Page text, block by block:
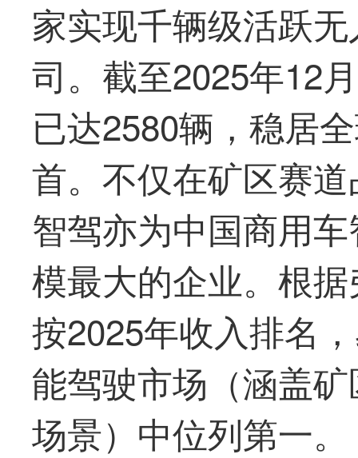
家实现千辆级活跃
司。截至2025年12
已达2580辆，稳居
首。不仅在矿区赛
智驾亦为中国商用
模最大的企业。根
按2025年收入排名
能驾驶市场（涵盖
场景）中位列第一。